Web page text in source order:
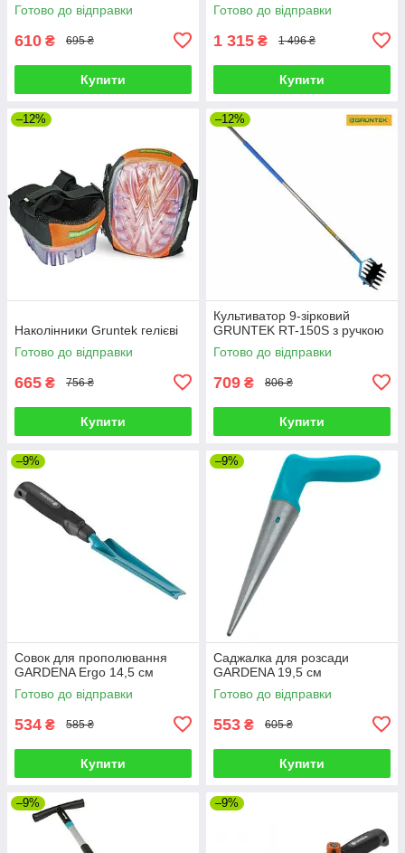
Готово до відправки
610 ₴ 695 ₴
Купити
Готово до відправки
1 315 ₴ 1 496 ₴
Купити
–12%
Наколінники Gruntek гелієві
Готово до відправки
665 ₴ 756 ₴
Купити
–12%
Культиватор 9-зірковий
GRUNTEK RT-150S з ручкою
Готово до відправки
709 ₴ 806 ₴
Купити
–9%
Совок для прополювання
GARDENA Ergo 14,5 см
Готово до відправки
534 ₴ 585 ₴
Купити
–9%
Саджалка для розсади
GARDENA 19,5 см
Готово до відправки
553 ₴ 605 ₴
Купити
–9% –9%